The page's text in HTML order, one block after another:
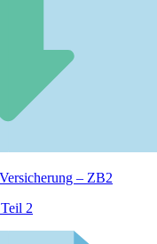
– ZB2
2